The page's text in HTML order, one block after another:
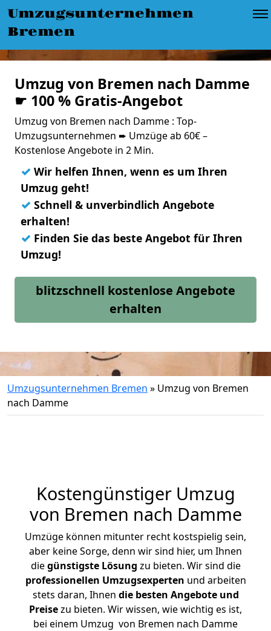
Umzugsunternehmen
Bremen
Umzug von Bremen nach Damme
☛ 100 % Gratis-Angebot
Umzug von Bremen nach Damme : Top-
Umzugsunternehmen ➨ Umzüge ab 60€ –
Kostenlose Angebote in 2 Min.
✓ Wir helfen Ihnen, wenn es um Ihren
Umzug geht!
✓ Schnell & unverbindlich Angebote
erhalten!
✓ Finden Sie das beste Angebot für Ihren
Umzug!
blitzschnell kostenlose Angebote
erhalten
Umzugsunternehmen Bremen » Umzug von Bremen
nach Damme
Kostengünstiger Umzug
von Bremen nach Damme
Umzüge können mitunter recht kostspielig sein,
aber keine Sorge, denn wir sind hier, um Ihnen
diegünstigste Lösung zu bieten. Wir sind die
professionellen Umzugsexperten und arbeiten
stets daran, Ihnen die besten Angebote und
Preisezu bieten. Wir wissen, wie wichtig es ist,
bei einem Umzug von Bremen nach Damme